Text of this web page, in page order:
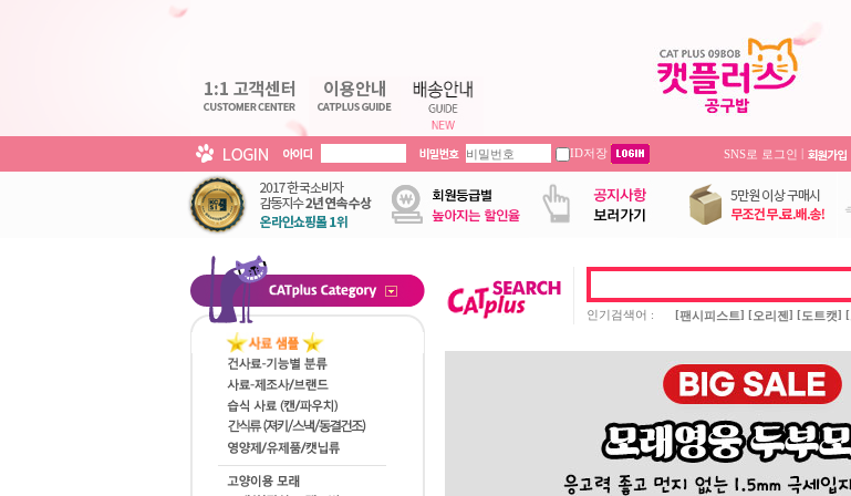
ID저장 SNS로 로그인 |
인기검색어 : [팬시피스트] [오리젠] [도트캣] [